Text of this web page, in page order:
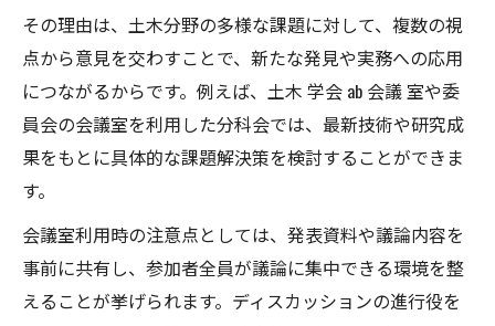
その理由は、土木分野の多様な課題に対して、複数の視
点から意見を交わすことで、新たな発見や実務への応用
につながるからです。例えば、土木 学会 ab 会議 室や委
員会の会議室を利用した分科会では、最新技術や研究成
果をもとに具体的な課題解決策を検討することができま
す。
会議室利用時の注意点としては、発表資料や議論内容を
事前に共有し、参加者全員が議論に集中できる環境を整
えることが挙げられます。ディスカッションの進行役を